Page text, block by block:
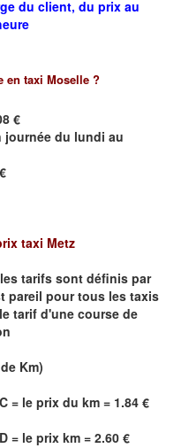
du client, du prix au
en taxi Moselle ?
€
journée du lundi au
€
taxi Metz
tarifs sont définis par
pareil pour tous les taxis
tarif d'une course de
Km)
= le prix du km = 1.84 €
= le prix km = 2.60 €